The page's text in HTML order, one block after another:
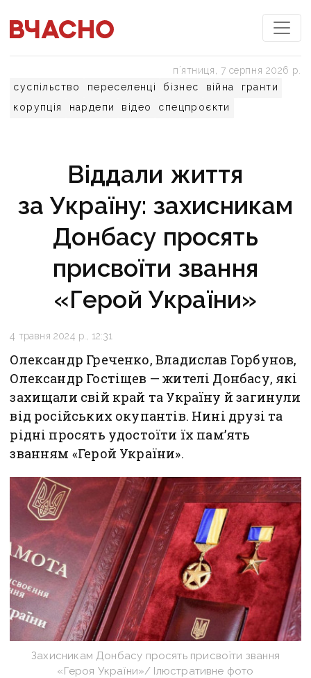
суспільство переселенці бізнес війна
гранти
корупція
нардепи відео спецпроєкти
пʼятниця, 7 серпня 2026 р.
Віддали життя
за Україну: захисникам
Донбасу просять
присвоїти звання
«Герой України»
4 травня 2024 р., 12:31
Олександр Греченко, Владислав Горбунов,
Олександр Гостіщев — жителі Донбасу, які
захищали свій край та Україну й загинули
від російських окупантів. Нині друзі та
рідні просять удостоїти їх пам’ять
званням «Герой України».
Захисникам Донбасу просять присвоїти звання
«Героя України»/ Ілюстративне фото